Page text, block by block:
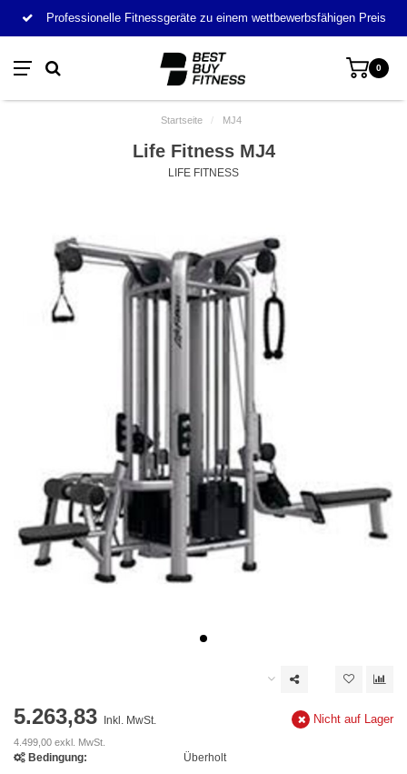
Professionelle Fitnessgeräte zu einem wettbewerbsfähigen Preis
0
Startseite / MJ4
Life Fitness MJ4
LIFE FITNESS
5.263,83 Inkl. MwSt.
4.499,00 exkl. MwSt.
Nicht auf Lager
Bedingung: Überholt